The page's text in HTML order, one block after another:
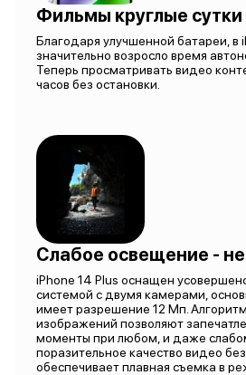
Фильмы круглые сутки
Благодаря улучшенной батареи, в
значительно возросло время
Теперь просматривать видео
часов без остановки.
Слабое освещение -
iPhone 14 Plus оснащен
системой с двумя камерами,
имеет разрешение 12 Мп.
изображений позволяют
моменты при любом, и даже
поразительное качество видео
обеспечивает плавная съемка в